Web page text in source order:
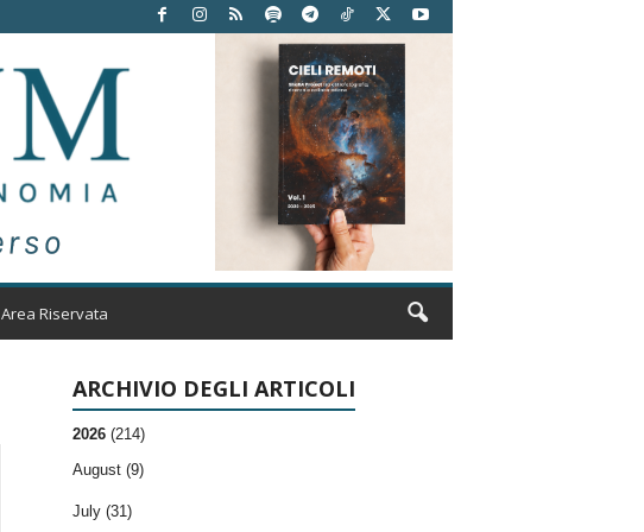
Area Riservata
ARCHIVIO DEGLI ARTICOLI
2026 (214)
August (9)
July (31)